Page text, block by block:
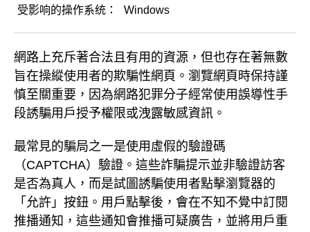
受影响的操作系统：
Windows
網路上充斥著合法且有用的資源，但也存在著無數
旨在操縱使用者的欺騙性網頁。瀏覽網頁時保持謹
慎至關重要，因為網路犯罪分子經常使用誤導性手
段誘騙用戶授予權限或洩露敏感資訊。
最常見的騙局之一是使用虛假的驗證碼
（CAPTCHA）驗證。這些詐騙提示並非驗證訪客
是否為真人，而是試圖誘騙使用者點擊瀏覽器的
「允許」按鈕。用戶點擊後，會在不知不覺中訂閱
推播通知，這些通知會推播可疑廣告，並將用戶重